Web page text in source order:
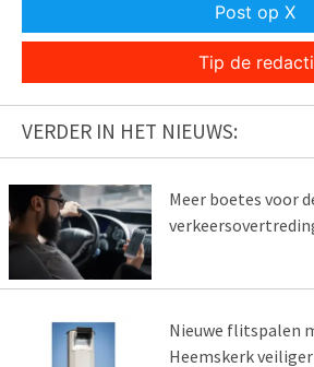
Post op X
Tip de
VERDER IN HET NIEUWS:
Meer boetes voor
Nieuwe flitspalen
Heemskerk veiliger